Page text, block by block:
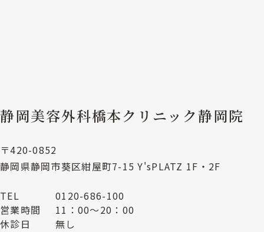
静岡美容外科橋本クリニック静岡院
〒420-0852
静岡県静岡市葵区紺屋町7-15 Y'sPLATZ 1F・2F
TEL
0120-686-100
営業時間
11：00～20：00
休診日
無し